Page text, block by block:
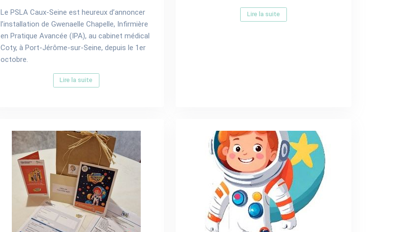
Le PSLA Caux-Seine est heureux d’annoncer
l’installation de Gwenaelle Chapelle, Infirmière
en Pratique Avancée (IPA), au cabinet médical
Coty, à Port-Jérôme-sur-Seine, depuis le 1er
octobre.
Lire la suite
Lire la suite